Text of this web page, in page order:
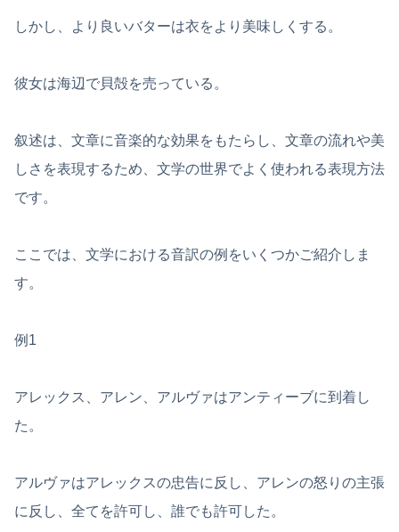
しかし、より良いバターは衣をより美味しくする。
彼女は海辺で貝殻を売っている。
叙述は、文章に音楽的な効果をもたらし、文章の流れや美
しさを表現するため、文学の世界でよく使われる表現方法
です。
ここでは、文学における音訳の例をいくつかご紹介しま
す。
例1
アレックス、アレン、アルヴァはアンティーブに到着し
た。
アルヴァはアレックスの忠告に反し、アレンの怒りの主張
に反し、全てを許可し、誰でも許可した。